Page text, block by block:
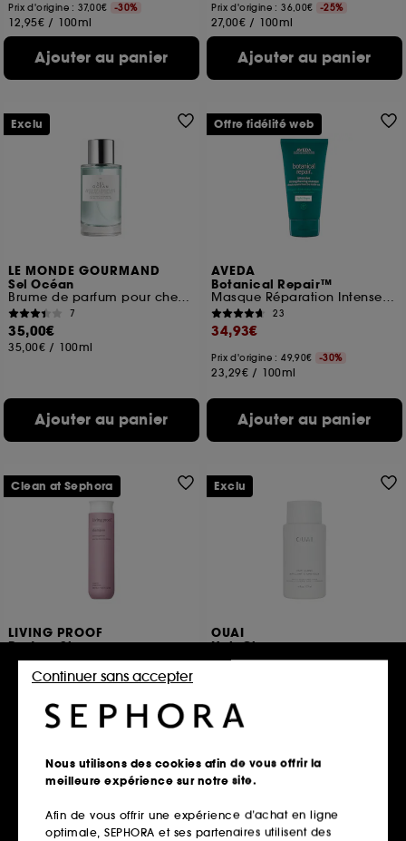
Prix d'origine : 37,00€ -30%
12,95€ / 100ml
Ajouter au panier
Prix d'origine : 36,00€ -25%
27,00€ / 100ml
Ajouter au panier
LE MONDE GOURMAND
Sel Océan
Brume de parfum pour cheveux et corps
7
35,00€
35,00€ / 100ml
Ajouter au panier
Exclu
AVEDA
Botanical Repair™
Masque Réparation Intense cheveux fins
23
34,93€
Prix d'origine : 49,90€ -30%
23,29€ / 100ml
Ajouter au panier
Offre fidélité web
LIVING PROOF
Restore Shampoo
Shampoing revitalisant
138
/100ml
Ajouter au panier
Clean at Sephora
OUAI
Hair Gloss
Soin éclat sous la douche
20,90€
Ajouter au panier
Exclu
Nous utilisons des cookies afin de vous offrir la
meilleure expérience sur notre site.
Afin de vous offrir une expérience d’achat en ligne
optimale, SEPHORA et ses partenaires utilisent des
Continuer sans accepter